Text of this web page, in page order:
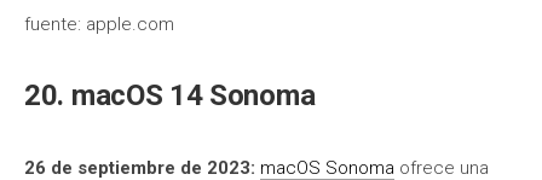
fuente: apple.com
20. macOS 14 Sonoma
26 de septiembre de 2023: macOS Sonoma ofrece una